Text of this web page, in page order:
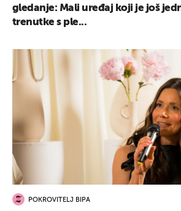
gledanje: Mali uređaj koji je još
trenutke s ple...
POKROVITELJ BIPA